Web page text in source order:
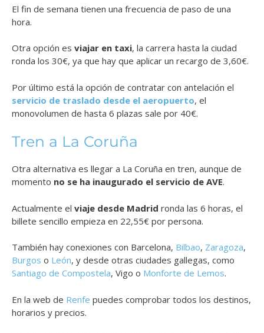
El fin de semana tienen una frecuencia de paso de una
hora.
Otra opción es viajar en taxi, la carrera hasta la ciudad
ronda los 30€, ya que hay que aplicar un recargo de 3,60€.
Por último está la opción de contratar con antelación el
servicio de traslado desde el aeropuerto, el
monovolumen de hasta 6 plazas sale por 40€.
Tren a La Coruña
Otra alternativa es llegar a La Coruña en tren, aunque de
momento no se ha inaugurado el servicio de AVE.
Actualmente el viaje desde Madrid ronda las 6 horas, el
billete sencillo empieza en 22,55€ por persona.
También hay conexiones con Barcelona, Bilbao, Zaragoza,
Burgos o León, y desde otras ciudades gallegas, como
Santiago de Compostela, Vigo o Monforte de Lemos.
En la web de Renfe puedes comprobar todos los destinos,
horarios y precios.